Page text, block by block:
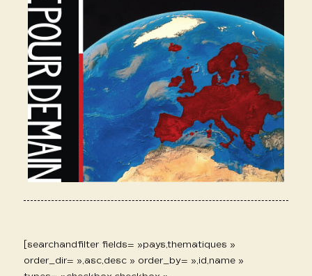
[searchandfilter fields= »pays,thematiques »
order_dir= »,asc,desc » order_by= »,id,name »